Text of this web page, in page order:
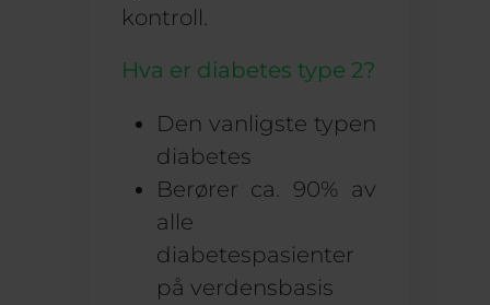
kontroll.
Hva er diabetes type 2?
Den vanligste typen
diabetes
Berører ca. 90% av
alle
diabetespasienter
på verdensbasis